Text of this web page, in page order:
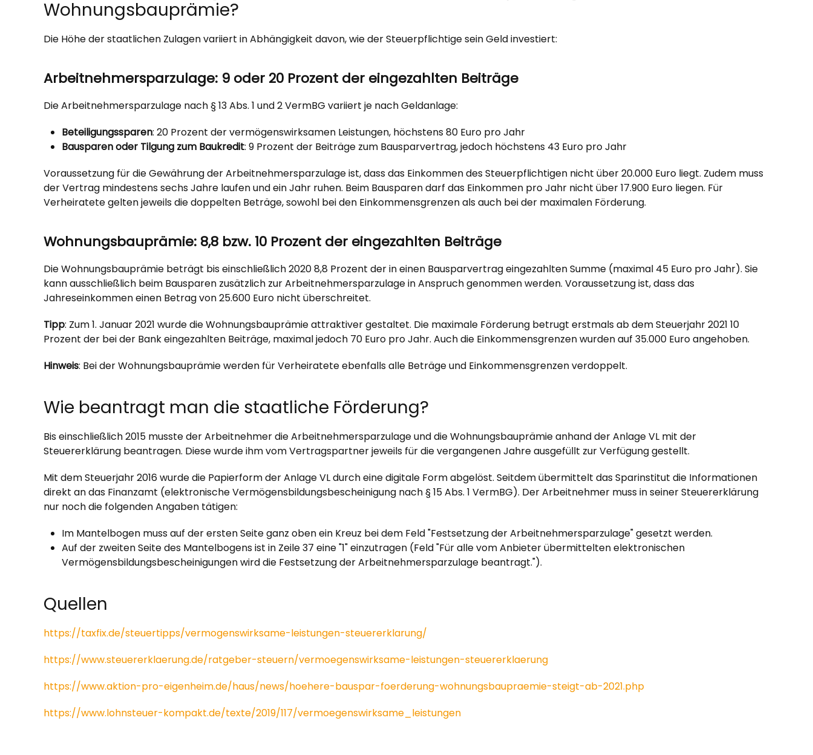
Wohnungsbauprämie?
Die Höhe der staatlichen Zulagen variiert in Abhängigkeit davon, wie der Steuerpflichtige sein Geld investiert:
Arbeitnehmersparzulage: 9 oder 20 Prozent der eingezahlten Beiträge
Die Arbeitnehmersparzulage nach § 13 Abs. 1 und 2 VermBG variiert je nach Geldanlage:
Beteiligungssparen: 20 Prozent der vermögenswirksamen Leistungen, höchstens 80 Euro pro Jahr
Bausparen oder Tilgung zum Baukredit: 9 Prozent der Beiträge zum Bausparvertrag, jedoch höchstens 43 Euro pro Jahr
Voraussetzung für die Gewährung der Arbeitnehmersparzulage ist, dass das Einkommen des Steuerpflichtigen nicht über 20.000 Euro liegt. Zudem muss
der Vertrag mindestens sechs Jahre laufen und ein Jahr ruhen. Beim Bausparen darf das Einkommen pro Jahr nicht über 17.900 Euro liegen. Für
Verheiratete gelten jeweils die doppelten Beträge, sowohl bei den Einkommensgrenzen als auch bei der maximalen Förderung.
Wohnungsbauprämie: 8,8 bzw. 10 Prozent der eingezahlten Beiträge
Die Wohnungsbauprämie beträgt bis einschließlich 2020 8,8 Prozent der in einen Bausparvertrag eingezahlten Summe (maximal 45 Euro pro Jahr). Sie
kann ausschließlich beim Bausparen zusätzlich zur Arbeitnehmersparzulage in Anspruch genommen werden. Voraussetzung ist, dass das
Jahreseinkommen einen Betrag von 25.600 Euro nicht überschreitet.
Tipp: Zum 1. Januar 2021 wurde die Wohnungsbauprämie attraktiver gestaltet. Die maximale Förderung betrugt erstmals ab dem Steuerjahr 2021 10
Prozent der bei der Bank eingezahlten Beiträge, maximal jedoch 70 Euro pro Jahr. Auch die Einkommensgrenzen wurden auf 35.000 Euro angehoben.
Hinweis: Bei der Wohnungsbauprämie werden für Verheiratete ebenfalls alle Beträge und Einkommensgrenzen verdoppelt.
Wie beantragt man die staatliche Förderung?
Bis einschließlich 2015 musste der Arbeitnehmer die Arbeitnehmersparzulage und die Wohnungsbauprämie anhand der Anlage VL mit der
Steuererklärung beantragen. Diese wurde ihm vom Vertragspartner jeweils für die vergangenen Jahre ausgefüllt zur Verfügung gestellt.
Mit dem Steuerjahr 2016 wurde die Papierform der Anlage VL durch eine digitale Form abgelöst. Seitdem übermittelt das Sparinstitut die Informationen
direkt an das Finanzamt (elektronische Vermögensbildungsbescheinigung nach § 15 Abs. 1 VermBG). Der Arbeitnehmer muss in seiner Steuererklärung
nur noch die folgenden Angaben tätigen:
Im Mantelbogen muss auf der ersten Seite ganz oben ein Kreuz bei dem Feld "Festsetzung der Arbeitnehmersparzulage" gesetzt werden.
Auf der zweiten Seite des Mantelbogens ist in Zeile 37 eine "1" einzutragen (Feld "Für alle vom Anbieter übermittelten elektronischen
Vermögensbildungsbescheinigungen wird die Festsetzung der Arbeitnehmersparzulage beantragt.").
Quellen
https://taxfix.de/steuertipps/vermogenswirksame-leistungen-steuererklarung/
https://www.steuererklaerung.de/ratgeber-steuern/vermoegenswirksame-leistungen-steuererklaerung
https://www.aktion-pro-eigenheim.de/haus/news/hoehere-bauspar-foerderung-wohnungsbaupraemie-steigt-ab-2021.php
https://www.lohnsteuer-kompakt.de/texte/2019/117/vermoegenswirksame_leistungen